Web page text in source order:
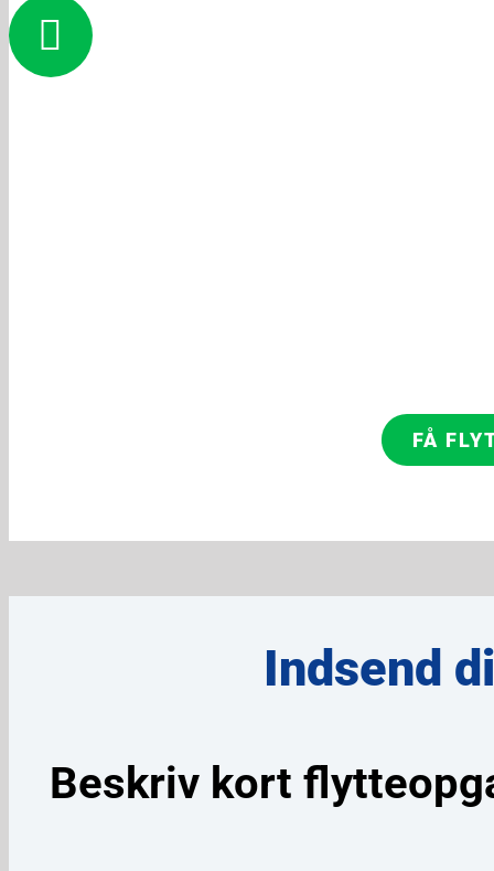
FÅ
Indsend
Beskriv kort